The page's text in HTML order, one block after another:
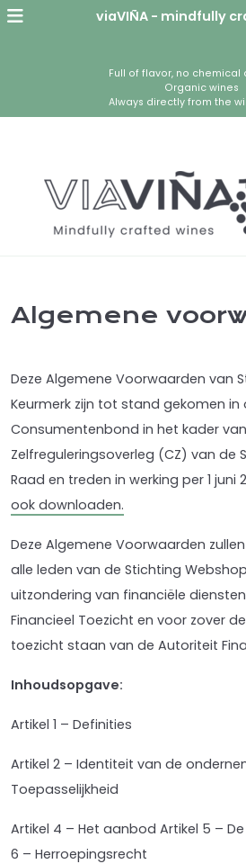
viaVIÑA - mindfully
Full of flavor, no chemical
Organic wines
Always directly from the
Algemene
Deze Algemene Voorwaarden van
Keurmerk zijn tot stand gekomen
Consumentenbond in het kader
Zelfreguleringsoverleg (CZ) van de
Raad en treden in werking per 1 juni
ook downloaden.
Deze Algemene Voorwaarden
alle leden van de Stichting
uitzondering van financiële
Financieel Toezicht en voor zover
toezicht staan van de Autoriteit
Inhoudsopgave:
Artikel 1 – Definities
Artikel 2 – Identiteit van de
Toepasselijkheid
Artikel 4 – Het aanbod Artikel 5 –
6 – Herroepingsrecht